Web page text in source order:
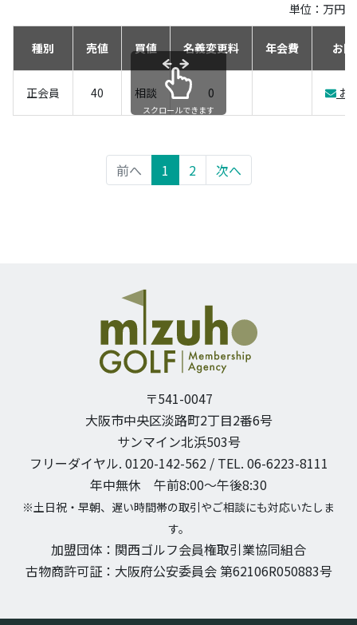
単位：万円
種別 売値 買値 名義変更料 年会費 お
正会員 40 相談 0 お
スクロールできます
前へ 1 2 次へ
〒541-0047
大阪市中央区淡路町2丁目2番6号
サンマイン北浜503号
フリーダイヤル. 0120-142-562 / TEL. 06-6223-8111
年中無休 午前8:00〜午後8:30
※土日祝・早朝、遅い時間帯の取引やご相談にも対応いたしま
す。
加盟団体：関西ゴルフ会員権取引業協同組合
古物商許可証：大阪府公安委員会 第62106R050883号